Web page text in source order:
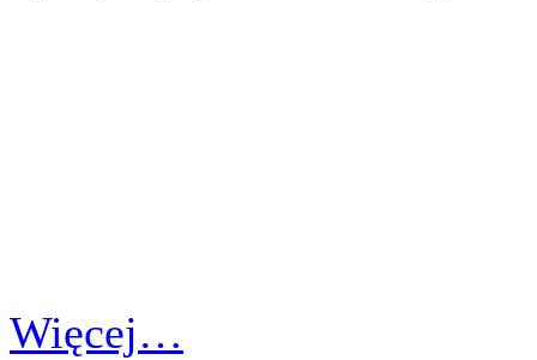
Więcej…